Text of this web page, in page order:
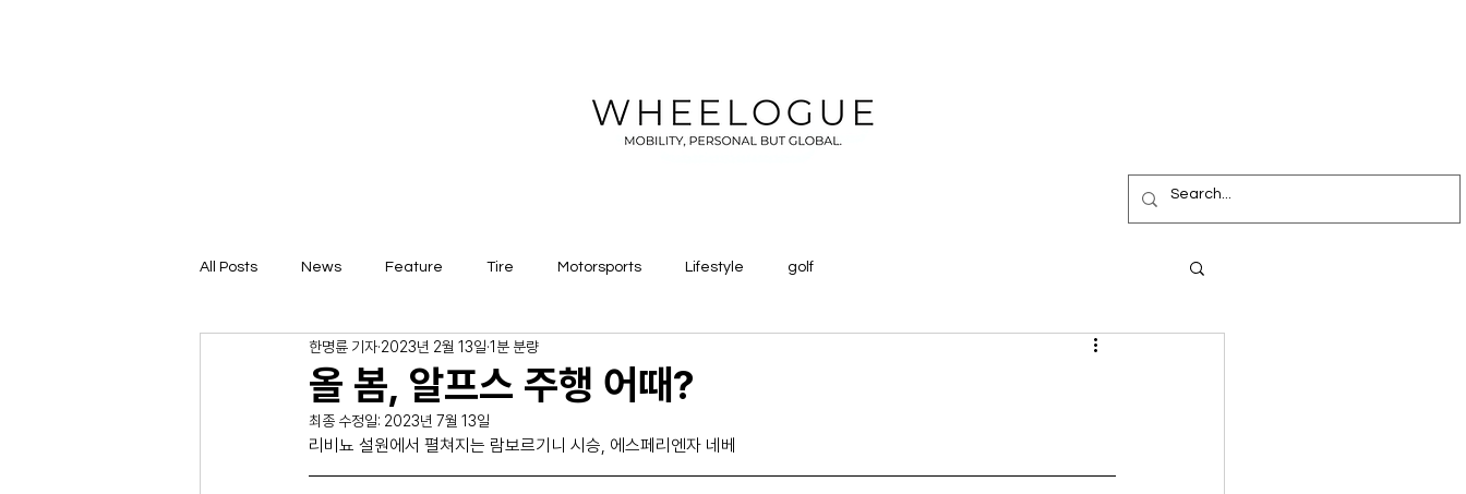
All Posts News Feature Tire Motorsports Lifestyle golf
올 봄, 알프스 주행 어때?
한명륜 기자 2023년 2월 13일 1분 분량
최종 수정일: 2023년 7월 13일
리비뇨 설원에서 펼쳐지는 람보르기니 시승, 에스페리엔자 네베